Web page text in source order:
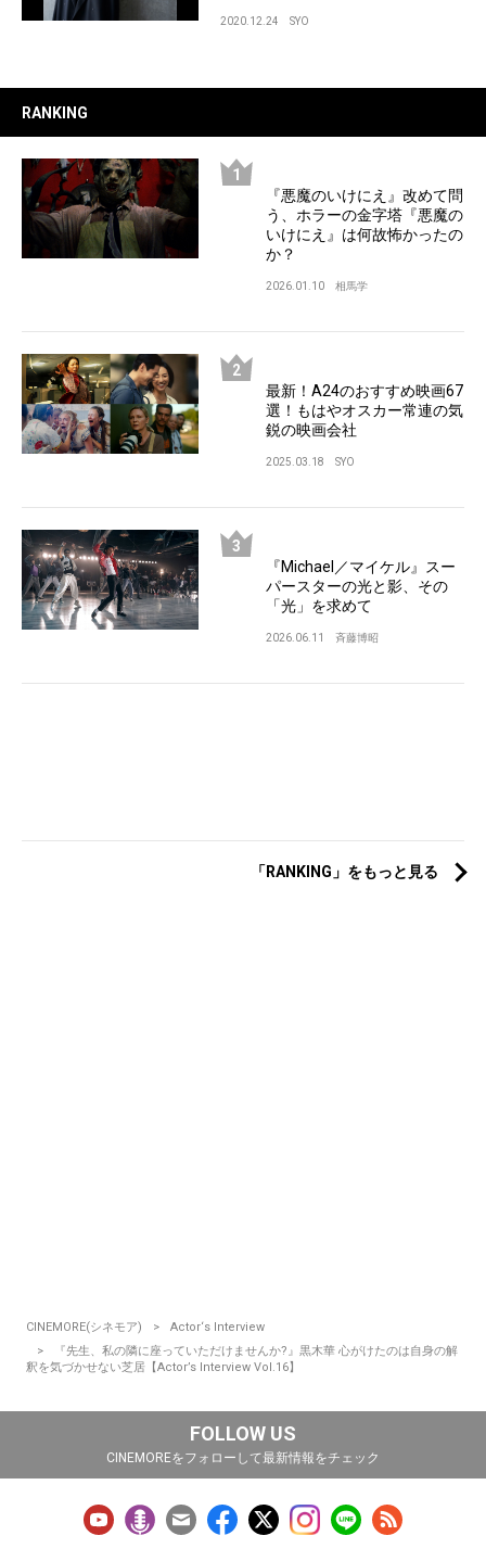
2020.12.24 SYO
RANKING
『悪魔のいけにえ』改めて問
う、ホラーの金字塔『悪魔の
いけにえ』は何故怖かったの
か？
2026.01.10 相馬学
最新！A24のおすすめ映画67
選！もはやオスカー常連の気
鋭の映画会社
2025.03.18 SYO
『Michael／マイケル』スー
パースターの光と影、その
「光」を求めて
2026.06.11 斉藤博昭
「RANKING」をもっと見る
CINEMORE(シネモア)
Actor‘s Interview
『先生、私の隣に座っていただけませんか?』黒木華 心がけたのは自身の解
釈を気づかせない芝居【Actor’s Interview Vol.16】
FOLLOW US
CINEMOREをフォローして最新情報をチェック